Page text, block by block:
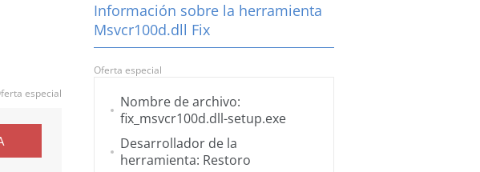
especial
Información sobre la herramienta
Msvcr100d.dll Fix
Oferta especial
Nombre de archivo:
fix_msvcr100d.dll-setup.exe
Desarrollador de la
herramienta: Restoro